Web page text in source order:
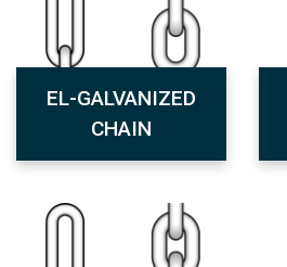
EL-GALVANIZED
CHAIN